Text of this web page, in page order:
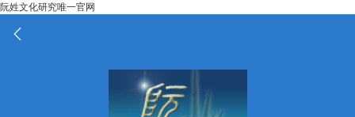
阮姓文化研究唯一官网